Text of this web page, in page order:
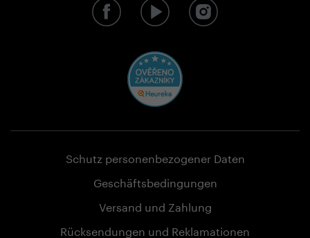
Schutz personenbezogener Daten
Geschäftsbedingungen
Versand und Zahlung
Rücksendungen und Reklamationen